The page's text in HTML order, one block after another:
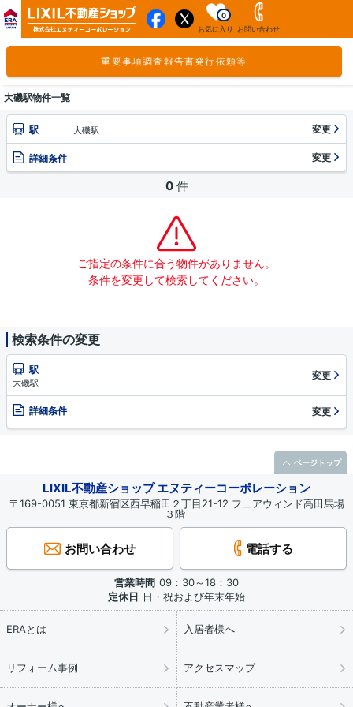
お気に入り
0
お問い合わせ
重要事項調査報告書発行依頼等
大磯駅物件一覧
駅 大磯駅 変更
詳細条件 変更
0 件
ご指定の条件に合う物件がありません。
条件を変更して検索してください。
検索条件の変更
駅
大磯駅
変更
詳細条件 変更
LIXIL不動産ショップ エヌティーコーポレーション
〒169-0051 東京都新宿区西早稲田２丁目21-12 フェアウィンド高田馬場
３階
お問い合わせ 電話する
営業時間 09：30～18：30
定休日 日・祝および年末年始
ERAとは 入居者様へ
リフォーム事例 アクセスマップ
ページトップ